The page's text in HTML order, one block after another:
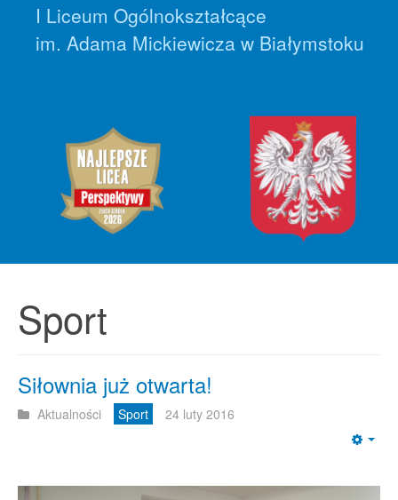
I Liceum Ogólnokształcące
im. Adama Mickiewicza w Białymstoku
Sport
Siłownia już otwarta!
Aktualności Sport 24 luty 2016